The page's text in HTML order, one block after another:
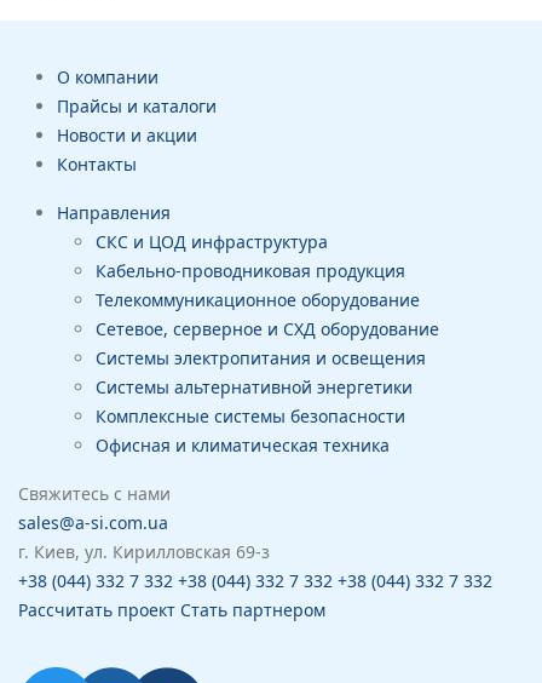
О компании
Прайсы и каталоги
Новости и акции
Контакты
Направления
СКС и ЦОД инфраструктура
Кабельно-проводниковая продукция
Телекоммуникационное оборудование
Сетевое, серверное и СХД оборудование
Системы электропитания и освещения
Системы альтернативной энергетики
Комплексные системы безопасности
Офисная и климатическая техника
Свяжитесь с нами
sales@a-si.com.ua
г. Киев, ул. Кирилловская 69-з
+38 (044) 332 7 332 +38 (044) 332 7 332 +38 (044) 332 7 332
Рассчитать проект Стать партнером